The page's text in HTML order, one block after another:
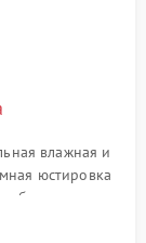
влажная и
юстировка
и
ПО.